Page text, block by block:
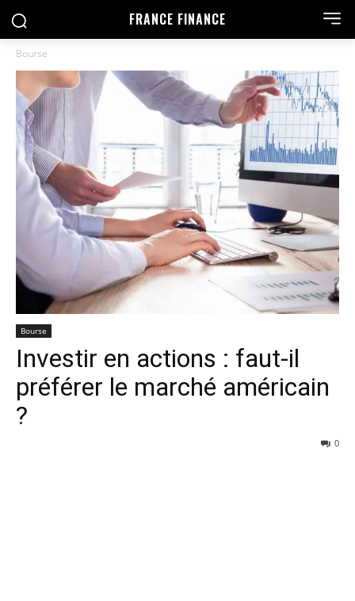
FRANCE FINANCE
Bourse
Bourse
Investir en actions : faut-il
préférer le marché américain
?
0